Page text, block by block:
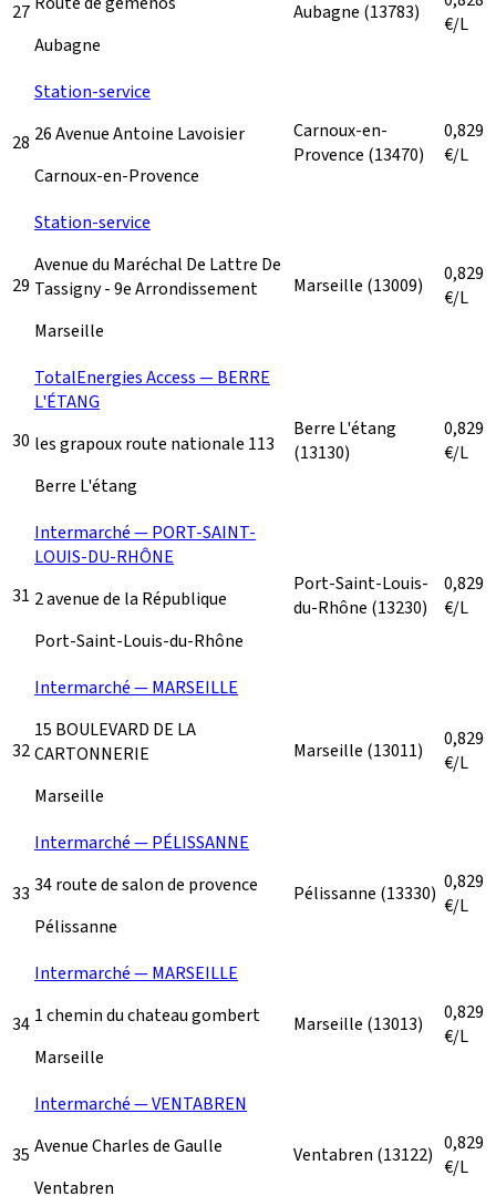
27
Aubagne
Aubagne (13783)
€/L
28
Station-service
26 Avenue Antoine Lavoisier
Carnoux-en-Provence
Carnoux-en-
Provence (13470)
0,829
€/L
29
Station-service
Avenue du Maréchal De Lattre De
Tassigny - 9e Arrondissement
Marseille
Marseille (13009)
0,829
€/L
30
TotalEnergies Access — BERRE
L'ÉTANG
les grapoux route nationale 113
Berre L'étang
Berre L'étang
(13130)
0,829
€/L
31
Intermarché — PORT-SAINT-
LOUIS-DU-RHÔNE
2 avenue de la République
Port-Saint-Louis-du-Rhône
Port-Saint-Louis-
du-Rhône (13230)
0,829
€/L
32
Intermarché — MARSEILLE
15 BOULEVARD DE LA
CARTONNERIE
Marseille
Marseille (13011)
0,829
€/L
33
Intermarché — PÉLISSANNE
34 route de salon de provence
Pélissanne
Pélissanne (13330) 0,829
€/L
34
Intermarché — MARSEILLE
1 chemin du chateau gombert
Marseille
Marseille (13013)
0,829
€/L
35
Intermarché — VENTABREN
Avenue Charles de Gaulle
Ventabren
Ventabren (13122) 0,829
€/L